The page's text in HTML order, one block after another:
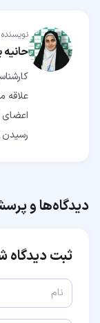
نویسنده
حانیه
علاقه
رسیدن
دیدگاه‌ها و
ثبت دیدگاه